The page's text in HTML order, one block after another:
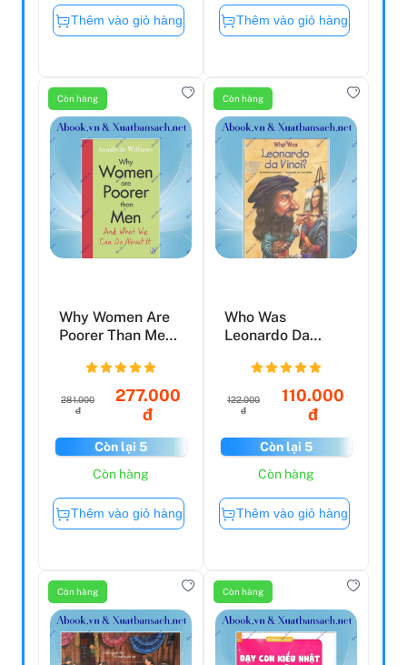
Thêm vào giỏ hàng Thêm vào giỏ hàng
Còn hàng
Why Women Are
Poorer Than Men
Do A...
281.000
đ
277.000
đ
Còn lại 5
Còn hàng
Thêm vào giỏ hàng
Còn hàng
Who Was
Leonardo Da
122.000
đ
110.000
đ
Còn lại 5
Còn hàng
Thêm vào giỏ hàng
Còn hàng Còn hàng